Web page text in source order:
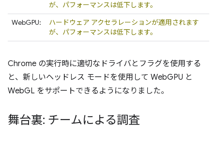
が、パフォーマンスは低下します。
WebGPU:
ハードウェア アクセラレーションが適用されます
が、パフォーマンスは低下します。
Chrome の実行時に適切なドライバとフラグを使用する
と、新しいヘッドレス モードを使用して WebGPU と
WebGL をサポートできるようになりました。
舞台裏: チームによる調査